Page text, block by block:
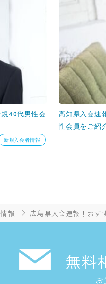
40代男性会
新規入会者情報
高知県入会速
性会員をご紹
報 広島県入会速報！おす
無料